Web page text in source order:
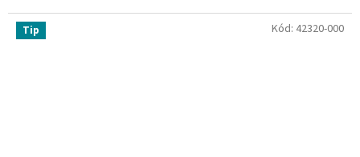
Tip Kód: 42320-000